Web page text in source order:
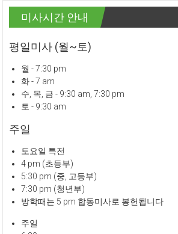
미사시간 안내
평일미사 (월~토)
월 - 7:30 pm
화 - 7 am
수, 목, 금 - 9:30 am, 7:30 pm
토 - 9:30 am
주일
토요일 특전
4 pm (초등부)
5:30 pm (중, 고등부)
7:30 pm (청년부)
방학때는 5 pm 합동미사로 봉헌됩니다
주일